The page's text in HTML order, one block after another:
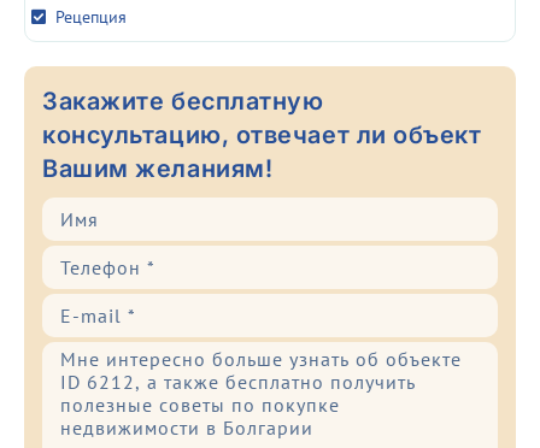
Рецепция
Закажите бесплатную
консультацию, отвечает ли объект
Вашим желаниям!